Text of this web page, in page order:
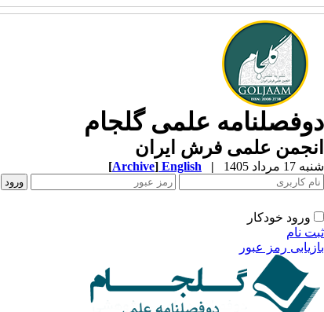
دوفصلنامه علمی گلجام
انجمن علمی فرش ایران
شنبه 17 مرداد 1405 |
English
[Archive]
ورود خودکار
ثبت نام
بازیابی رمز عبور